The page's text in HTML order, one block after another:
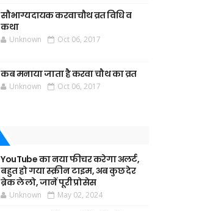
सौभाग्यदायक करवाचौथ व्रत विधि व
कथा
Unknown Oct 06, 2017
कब मनाया जाता है करवा चौथ का व्रत
Unknown Oct 06, 2017
YouTube का नया फीचर करेगा अलर्ट,
बहुत हो गया स्क्रीन टाइम, अब कुछ देर
ब्रेक ले लो, जानें पूरी प्रोसेस
Unknown May 02, 2024